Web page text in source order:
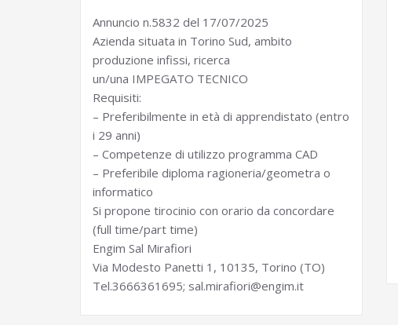
Annuncio n.5832 del 17/07/2025
Azienda situata in Torino Sud, ambito
produzione infissi, ricerca
un/una IMPEGATO TECNICO
Requisiti:
– Preferibilmente in età di apprendistato (entro
i 29 anni)
– Competenze di utilizzo programma CAD
– Preferibile diploma ragioneria/geometra o
informatico
Si propone tirocinio con orario da concordare
(full time/part time)
Engim Sal Mirafiori
Via Modesto Panetti 1, 10135, Torino (TO)
Tel.3666361695; sal.mirafiori@engim.it